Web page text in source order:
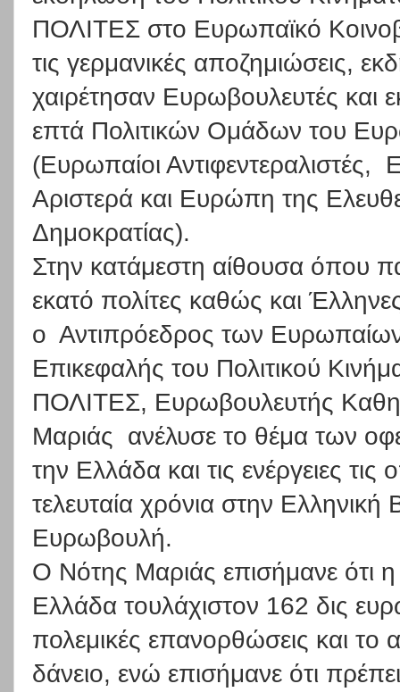
ΠΟΛΙΤΕΣ στο Ευρωπαϊκό
τις γερμανικές αποζημιώσεις,
χαιρέτησαν Ευρωβουλευτές και
επτά Πολιτικών Ομάδων του
(Ευρωπαίοι Αντιφεντεραλιστές,
Αριστερά και Ευρώπη της
Δημοκρατίας).
Στην κατάμεστη αίθουσα όπου
εκατό πολίτες καθώς και
ο Αντιπρόεδρος των Ευρωπαίων
Επικεφαλής του Πολιτικού
ΠΟΛΙΤΕΣ, Ευρωβουλευτής
Μαριάς
ανέλυσε το θέμα των
την Ελλάδα και τις ενέργειες τις
τελευταία χρόνια στην Ελληνική
Ευρωβουλή.
Ο Νότης Μαριάς επισήμανε ότι η
Ελλάδα τουλάχιστον 162 δις
πολεμικές επανορθώσεις και το
δάνειο, ενώ επισήμανε ότι